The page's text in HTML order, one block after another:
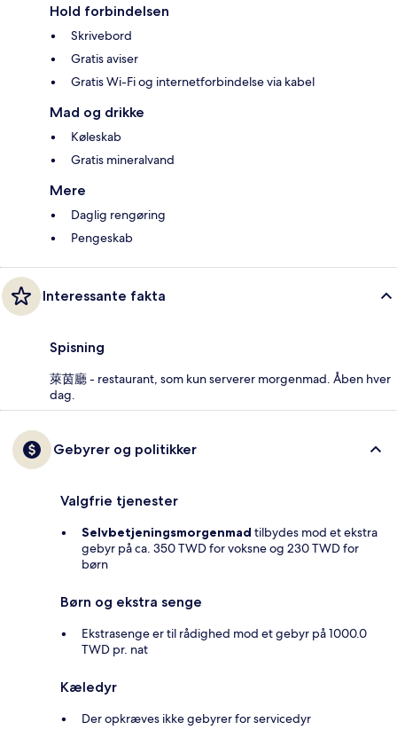
Hold forbindelsen
Skrivebord
Gratis aviser
Gratis Wi-Fi og internetforbindelse via kabel
Mad og drikke
Køleskab
Gratis mineralvand
Mere
Daglig rengøring
Pengeskab
Interessante fakta
Spisning
萊茵廳 - restaurant, som kun serverer morgenmad. Åben hver
dag.
Gebyrer og politikker
Valgfrie tjenester
Selvbetjeningsmorgenmad tilbydes mod et ekstra
gebyr på ca. 350 TWD for voksne og 230 TWD for
børn
Børn og ekstra senge
Ekstrasenge er til rådighed mod et gebyr på 1000.0
TWD pr. nat
Kæledyr
Der opkræves ikke gebyrer for servicedyr